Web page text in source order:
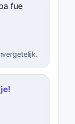
fue
!